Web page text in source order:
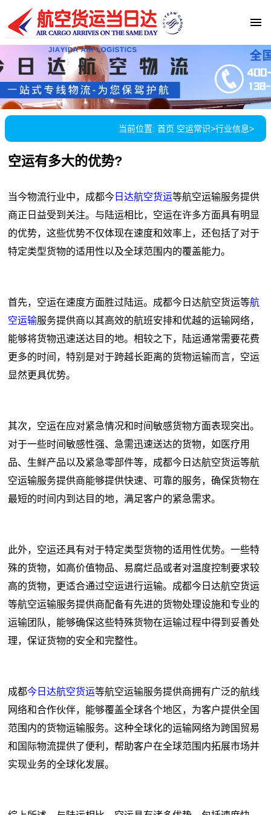
当前位置: 首页 空运常识>行业信息>
空运有多大的优势?
当今物流行业中，成都今 日达航空货运等航空运输服务提供
商正日益受到关注。与陆运相比，空运在许多方面具有明显
的优势，这些优势不仅体现在速度和效率上，还包括了对于
特定类型货物的适用性以及全球范围内的覆盖能力。
首先，空运在速度方面胜过陆运。成都今日达航空货运等航
空运输服务提供商以其高效的航班安排和优越的运输网络，
能够将货物迅速送达目的地。相较之下，陆运通常需要花费
更多的时间，特别是对于跨越长距离的货物运输而言，空运
显然更具优势。
其次，空运在应对紧急情况和时间敏感货物方面表现突出。
对于一些时间敏感性强、急需迅速送达的货物，如医疗用
品、生鲜产品以及紧急零部件等，成都今日达航空货运等航
空运输服务提供商能够提供快速、可靠的服务，确保货物在
最短的时间内到达目的地，满足客户的紧急需求。
此外，空运还具有对于特定类型货物的适用性优势。一些特
殊的货物，如高价值物品、易腐烂品或者对温度控制要求较
高的货物，更适合通过空运进行运输。成都今日达航空货运
等航空运输服务提供商配备有先进的货物处理设施和专业的
运输团队，能够确保这些特殊货物在运输过程中得到妥善处
理，保证货物的安全和完整性。
成都今日达航空货运等航空运输服务提供商拥有广泛的航线
网络和合作伙伴，能够覆盖全球各个地区，为客户提供全国
范围内的货物运输服务。这种全球化的运输网络为跨国贸易
和国际物流提供了便利，帮助客户在全球范围内拓展市场并
实现业务的全球化发展。